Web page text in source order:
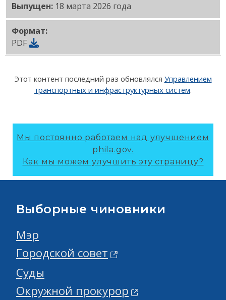
Выпущен: 18 марта 2026 года
Формат:
PDF
Этот контент последний раз обновлялся Управлением
транспортных и инфраструктурных систем.
Мы постоянно работаем над улучшением
phila.gov.
Как мы можем улучшить эту страницу?
Выборные чиновники
Мэр
Городской совет
Суды
Окружной прокурор